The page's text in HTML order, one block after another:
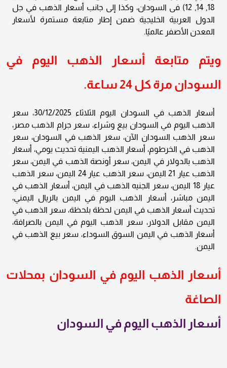
18, 14, 12) فى السودان، وكذا إلى جانب أسعار الذهب في جل
الدول العربية الخليجية ضمن إطار متابعة مستمرة لأسعار
المعدن الأصفر عالميًا.
ويتم متابعة أسعار الذهب اليوم في
السودان مرة كل 24 ساعة.
أسعار الذهب في السودان اليوم الثلاثاء 30/12/2025، سعر
الذهب اليوم في السودان بيع وشراء، سعر جرام الذهب مصر،
سعر الذهب السودان الآن، سعر الذهب في السودان، سعر
الذهب في الخرطوم، أسعار الذهب اليمنية تحديث يومي، أسعار
الذهب بالدولار في اليمن، سعر أونصة الذهب في اليمن، سعر
الذهب عيار 21 اليمن، سعر الذهب عيار 24 اليمن، سعر الذهب
عيار 18 اليمن، سعر الجنيه الذهب في اليمن، أسعار الذهب في
اليمن مباشر، أسعار الذهب اليوم في اليمن بالريال اليمني،
تحديث أسعار الذهب في اليمن لحظة بلحظة، سعر الذهب في
اليمن مقابل الدولار، سعر الذهب اليوم في اليمن بالصرافة،
أسعار الذهب في اليمن السوق السوداء، سعر بيع الذهب في
اليمن.
أسعار الذهب اليوم في السودان بمحلات
الصاغة
أسعار الذهب اليوم في السودان